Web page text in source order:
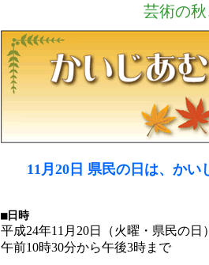
芸術の
11月20日 県民の日は、か
■日時
平成24年11月20日（火曜・県民の日
午前10時30分から午後3時まで